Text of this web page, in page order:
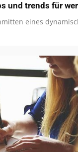
und trends für
eines